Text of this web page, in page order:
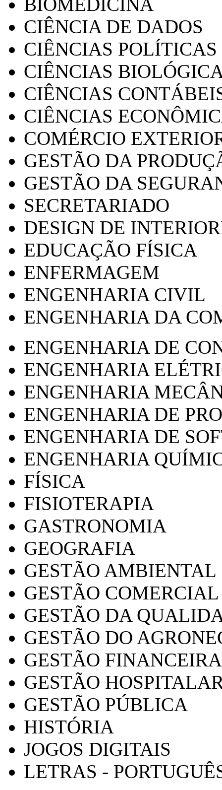
CIÊNCIA DE DADOS
CIÊNCIAS POLÍTICAS
CIÊNCIAS
CIÊNCIAS
CIÊNCIAS
COMÉRCIO
GESTÃO DA
GESTÃO DA
SECRETARIADO
DESIGN DE
EDUCAÇÃO FÍSICA
ENFERMAGEM
ENGENHARIA CIVIL
ENGENHARIA DA
ENGENHARIA DE
ENGENHARIA
ENGENHARIA
ENGENHARIA DE
ENGENHARIA DE
ENGENHARIA
FÍSICA
FISIOTERAPIA
GASTRONOMIA
GEOGRAFIA
GESTÃO AMBIENTAL
GESTÃO COMERCIAL
GESTÃO DA
GESTÃO DO
GESTÃO FINANCEIRA
GESTÃO
GESTÃO PÚBLICA
HISTÓRIA
JOGOS DIGITAIS
LETRAS -